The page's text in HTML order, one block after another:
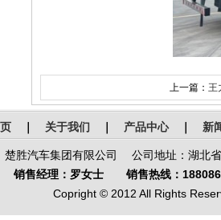
上一篇： 王
关于我们 产品中心｜ 新
楚胜汽车集团有限公司 公司地址：湖北
销售经理：罗女士 销售热线：
Copright © 2012 All Rights